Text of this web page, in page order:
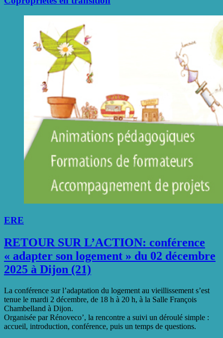
ERE
RETOUR SUR L’ACTION: conférence
« adapter son logement » du 02 décembre
2025 à Dijon (21)
La conférence sur l’adaptation du logement au vieillissement s’est
tenue le mardi 2 décembre, de 18 h à 20 h, à la Salle François
Chambelland à Dijon.
Organisée par Rénoveco’, la rencontre a suivi un déroulé simple :
accueil, introduction, conférence, puis un temps de questions.